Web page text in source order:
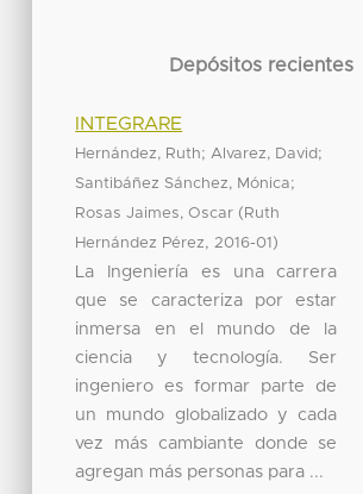
Depósitos recientes
INTEGRARE
Hernández, Ruth; Alvarez, David;
Santibáñez Sánchez, Mónica;
Rosas Jaimes, Oscar ( Ruth
Hernández Pérez, 2016-01 )
La Ingeniería es una carrera
que se caracteriza por estar
inmersa en el mundo de la
ciencia y tecnología. Ser
ingeniero es formar parte de
un mundo globalizado y cada
vez más cambiante donde se
agregan más personas para ...